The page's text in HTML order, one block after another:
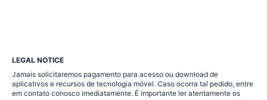
LEGAL NOTICE
Jamais solicitaremos pagamento para acesso ou download de
aplicativos e recursos de tecnologia móvel. Caso ocorra tal pedido, entre
em contato conosco imediatamente. É importante ler atentamente os